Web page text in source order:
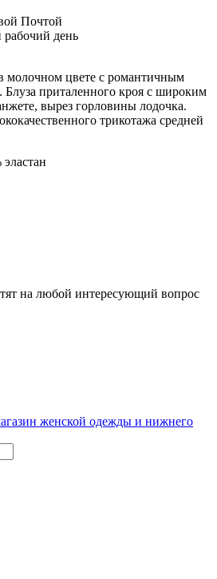
Почтой
день
молочном цвете с романтичным
приталенного кроя с широким
вырез горловины лодочка.
трикотажа средней
на любой интересующий вопрос
женской одежды и нижнего